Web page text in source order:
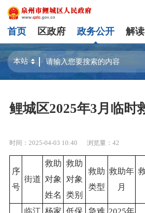
首页 区政府 政务公开 解
鲤城区2025年3月临时
时间：2025-04-03 10:40 浏览量： 42
序
号
街道
救助
对象
姓名
救助
对象
类别
救助
类型
救助年
月